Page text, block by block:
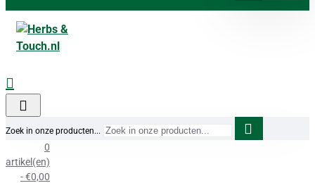
Zoek in onze producten...
0
artikel(en)
- €0,00